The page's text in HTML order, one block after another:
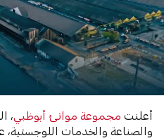
أعلنتمجموعة موانئ أبوظبي ،
والصناعة والخدمات اللوجستية،